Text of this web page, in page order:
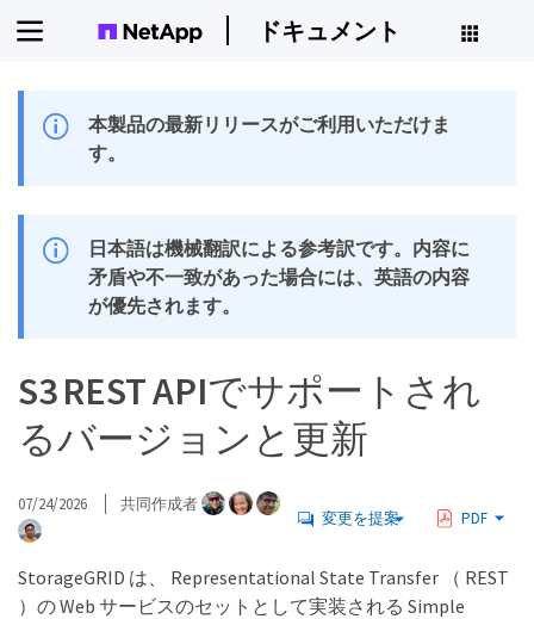
ドキュメント
本製品の最新リリースがご利用いただけま
す。
日本語は機械翻訳による参考訳です。内容に
矛盾や不一致があった場合には、英語の内容
が優先されます。
S3 REST APIでサポートされ
るバージョンと更新
07/24/2026 共同作成者
変更を提案 PDF
StorageGRID は、 Representational State Transfer （ REST
）の Web サービスのセットとして実装される Simple